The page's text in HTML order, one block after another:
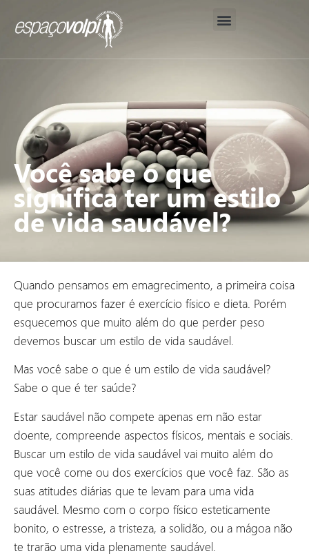
Você sabe o que
significa ter um estilo
de vida saudável?
Quando pensamos em emagrecimento, a primeira coisa
que procuramos fazer é exercício físico e dieta. Porém
esquecemos que muito além do que perder peso
devemos buscar um estilo de vida saudável.
Mas você sabe o que é um estilo de vida saudável?
Sabe o que é ter saúde?
Estar saudável não compete apenas em não estar
doente, compreende aspectos físicos, mentais e sociais.
Buscar um estilo de vida saudável vai muito além do
que você come ou dos exercícios que você faz. São as
suas atitudes diárias que te levam para uma vida
saudável. Mesmo com o corpo físico esteticamente
bonito, o estresse, a tristeza, a solidão, ou a mágoa não
te trarão uma vida plenamente saudável.